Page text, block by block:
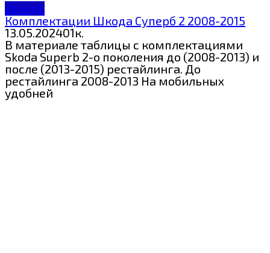
Шкода
Комплектации Шкода Суперб 2 2008-2015
13.05.202401к.
В материале таблицы с комплектациями
Skoda Superb 2-о поколения до (2008-2013) и
после (2013-2015) рестайлинга. До
рестайлинга 2008-2013 На мобильных
удобней